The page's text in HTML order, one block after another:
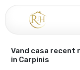
Vand casa recent
in Carpinis